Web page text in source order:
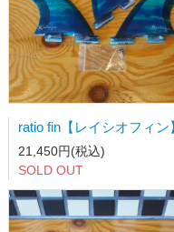
21,450円(税込)
SOLD OUT